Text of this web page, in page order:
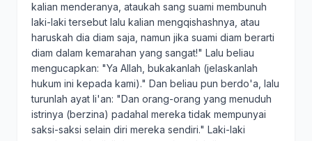
kalian menderanya, ataukah sang suami membunuh
laki-laki tersebut lalu kalian mengqishashnya, atau
haruskah dia diam saja, namun jika suami diam berarti
diam dalam kemarahan yang sangat!" Lalu beliau
mengucapkan: "Ya Allah, bukakanlah (jelaskanlah
hukum ini kepada kami)." Dan beliau pun berdo'a, lalu
turunlah ayat li'an: "Dan orang-orang yang menuduh
istrinya (berzina) padahal mereka tidak mempunyai
saksi-saksi selain diri mereka sendiri." Laki-laki